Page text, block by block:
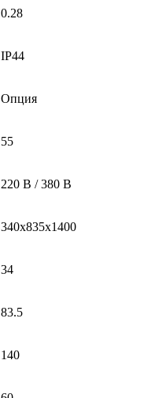
0.28
IP44
Опция
55
220 В / 380 В
340х835х1400
34
83.5
140